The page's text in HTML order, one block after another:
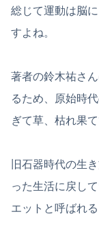
総じて運動は脳
すよね。
著者の鈴木祐さ
るため、原始時
ぎて草、枯れ果
旧石器時代の生
った生活に戻し
エットと呼ばれ